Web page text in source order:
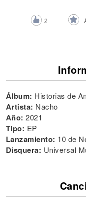
2
Álbum: Historias de
Artista: Nacho
Año: 2021
Tipo: EP
Lanzamiento: 10 de
Disquera: Universal